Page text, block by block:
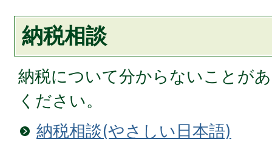
納税相談
納税について分からないことが
ください。
納税相談(やさしい日本語)